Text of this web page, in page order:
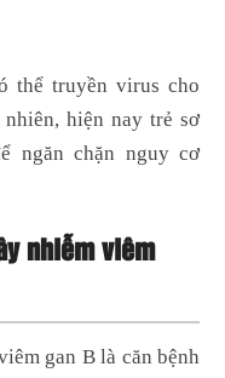
thể truyền virus cho
hiện nay trẻ sơ
ngăn chặn nguy cơ
nhiễm viêm
gan B là căn bệnh